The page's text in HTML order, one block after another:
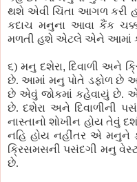
થશે એવી ચિંતા આગળ કરી
કદાચ મનુના આવા કૈંક
મળતી હશે એટલે એને આમાં
૬) મનુ દશેરા, દિવાળી અને
છે. આમાં મનુ પોતે ડફોળ છે
છે એવું જોકમાં કહેવાયું છે.
છે. દશેરા અને દિવાળીની
નાસ્તાનો શોખીન હોય તેવું
નહિ હોય નહીંતર એ મનુને
ક્રિસમસની પસંદગી મનુ
છે.